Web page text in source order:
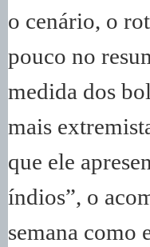
o cenário, o
pouco no
medida dos
mais
que ele
índios”, o
semana como